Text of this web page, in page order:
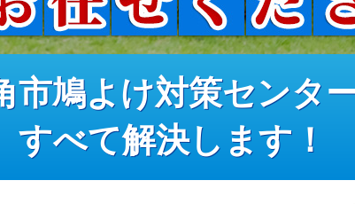
市鳩よけ対策センタ
すべて解決します！